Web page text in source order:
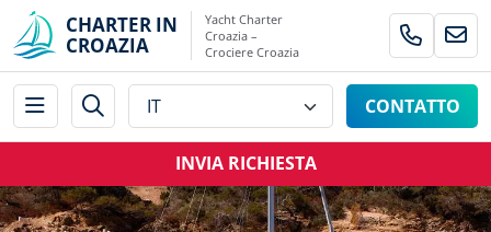
CHARTER IN
CROAZIA
Yacht Charter
Croazia –
Crociere Croazia
CONTATTO
INVIA RICHIESTA